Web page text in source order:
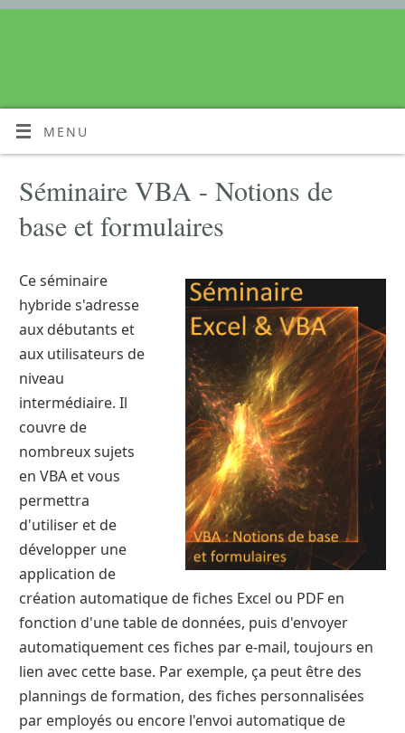
MENU
Séminaire VBA - Notions de
base et formulaires
Ce séminaire
hybride s'adresse
aux débutants et
aux utilisateurs de
niveau
intermédiaire. Il
couvre de
nombreux sujets
en VBA et vous
permettra
d'utiliser et de
développer une
application de
création automatique de fiches Excel ou PDF en
fonction d'une table de données, puis d'envoyer
automatiquement ces fiches par e-mail, toujours en
lien avec cette base. Par exemple, ça peut être des
plannings de formation, des fiches personnalisées
par employés ou encore l'envoi automatique de